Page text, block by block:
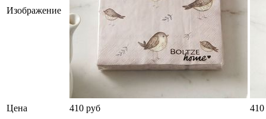
Изображение
Цена 410 руб 410